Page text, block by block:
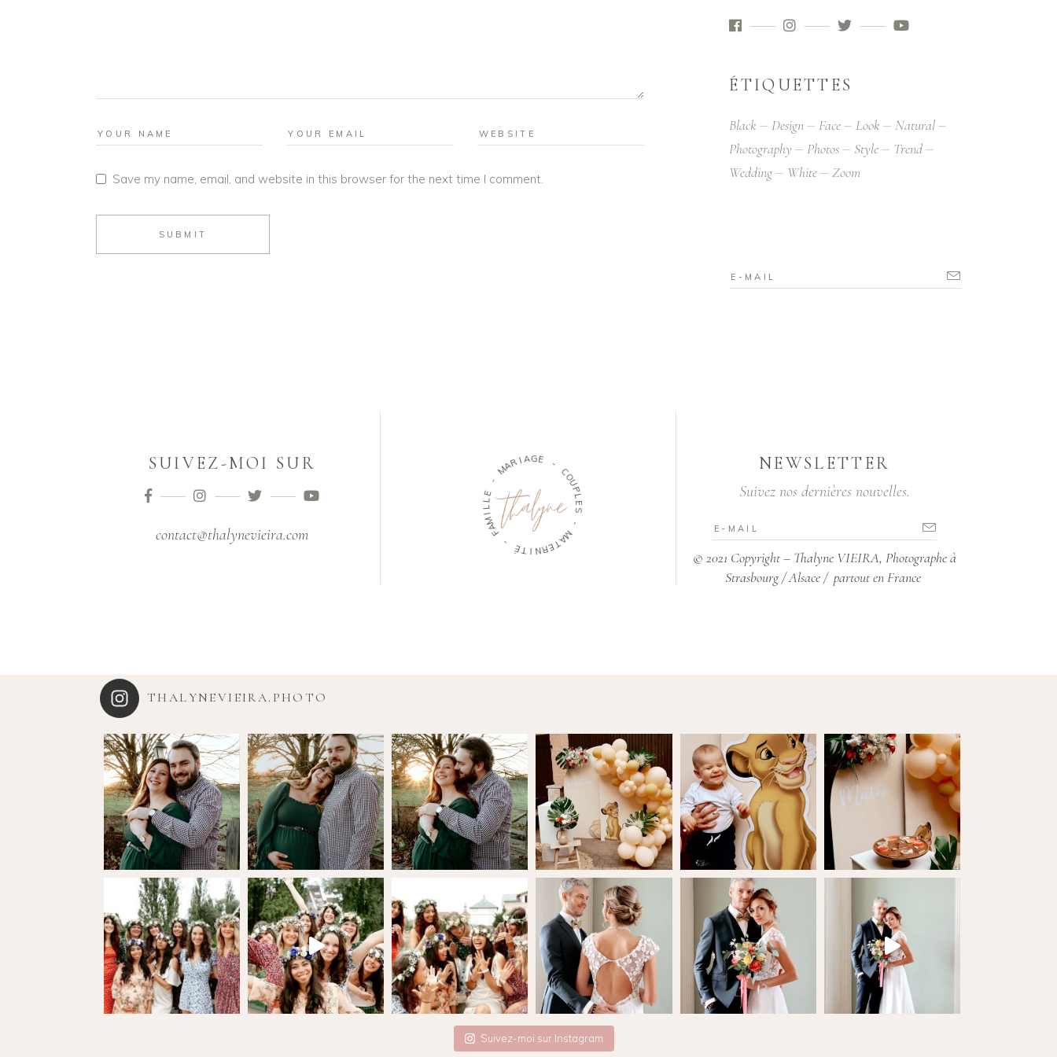
Save my name, email, and website in this browser for the next time I comment.
SUBMIT
ÉTIQUETTES
Black Design Face Look
Natural
Photography
Photos Style
Trend
Wedding
White Zoom
SUIVEZ-MOI SUR
contact@thalynevieira.com
-
MARIAG E
-
C
O
U
P
L
S
-
M
A
T
E
R
N
I
T
É
-
F
A
M
I
L
L
E
NEWSLETTER
Suivez nos dernières nouvelles.
© 2021 Copyright – Thalyne VIEIRA, Photographe à
Strasbourg / Alsace / partout en France
THALYNEVIEIRA.PHOTO
Suivez-moi sur Instagram